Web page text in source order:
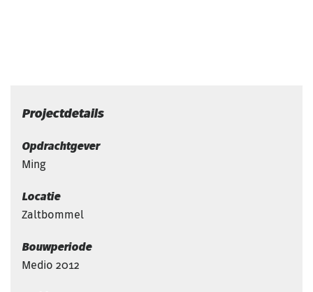
Projectdetails
Opdrachtgever
Ming
Locatie
Zaltbommel
Bouwperiode
Medio 2012